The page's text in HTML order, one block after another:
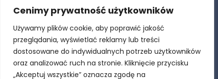
Cenimy prywatność użytkowników
Używamy plików cookie, aby poprawić jakość
przeglądania, wyświetlać reklamy lub treści
dostosowane do indywidualnych potrzeb użytkowników
oraz analizować ruch na stronie. Kliknięcie przycisku
„Akceptuj wszystkie” oznacza zgodę na
Przetarg
Dla Rodziców
Procedury